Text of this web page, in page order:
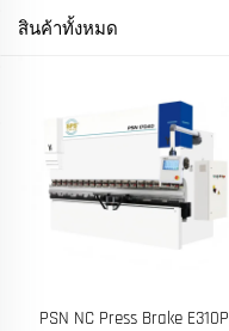
สินค้าทั้งหมด
PSN NC Press Brake E310P